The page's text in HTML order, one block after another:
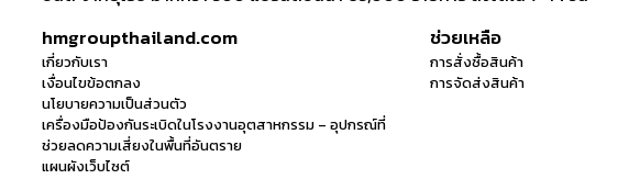
hmgroupthailand.com
เกี่ยวกับเรา
เงื่อนไขข้อตกลง
นโยบายความเป็นส่วนตัว
เครื่องมือป้องกันระเบิดในโรงงานอุตสาหกรรม – อุปกรณ์ที่
ช่วยลดความเสี่ยงในพื้นที่อันตราย
แผนผังเว็บไซต์
ช่วยเหลือ
การสั่งซื้อสินค้า
การจัดส่งสินค้า